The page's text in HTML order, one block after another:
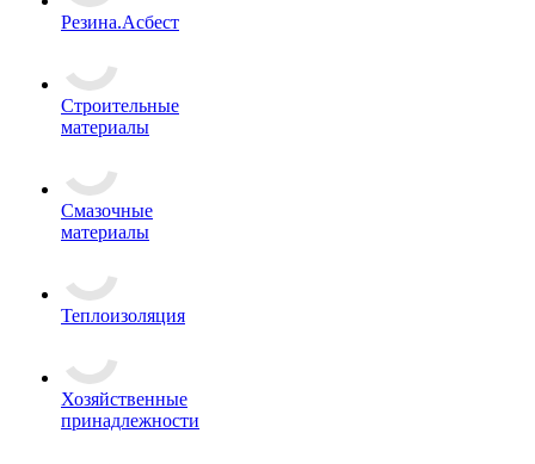
Резина.Асбест
Строительные
материалы
Смазочные
материалы
Теплоизоляция
Хозяйственные
принадлежности